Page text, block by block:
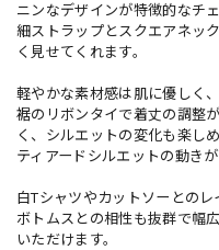
ニンなデザインが特徴的なチ
細ストラップとスクエアネッ
く見せてくれます。
軽やかな素材感は肌に優しく
裾のリボンタイで着丈の調整
く、シルエットの変化も楽し
ティアードシルエットの動き
白Tシャツやカットソーとの
ボトムスとの相性も抜群で幅
いただけます。